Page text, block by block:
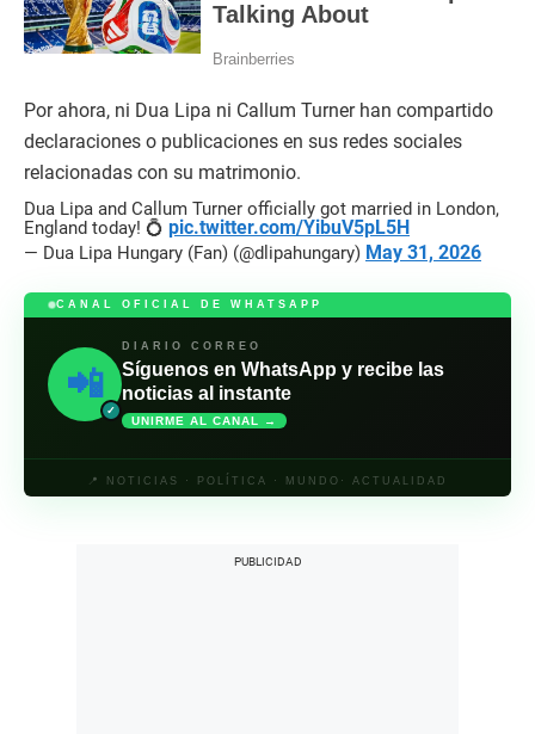
Por ahora, ni Dua Lipa ni Callum Turner han compartido
declaraciones o publicaciones en sus redes sociales
relacionadas con su matrimonio.
Dua Lipa and Callum Turner officially got married in London,
England today! 💍 pic.twitter.com/YibuV5pL5H
— Dua Lipa Hungary (Fan) (@dlipahungary) May 31, 2026
CANAL OFICIAL DE WHATSAPP
📲
✓
DIARIO CORREO
Síguenos en WhatsApp y recibe las
noticias al instante
UNIRME AL CANAL →
📍 NOTICIAS · POLÍTICA · MUNDO· ACTUALIDAD